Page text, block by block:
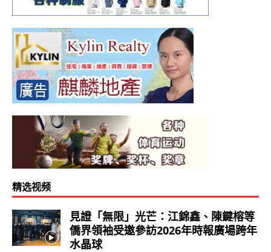
精选视频
見證「無限」光芒：江錦鑫、陳鍵榕等
僑界領袖受邀參訪2026年時報廣場跨年
水晶球